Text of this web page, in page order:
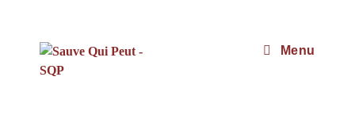
Menu
* Déjà Vendu